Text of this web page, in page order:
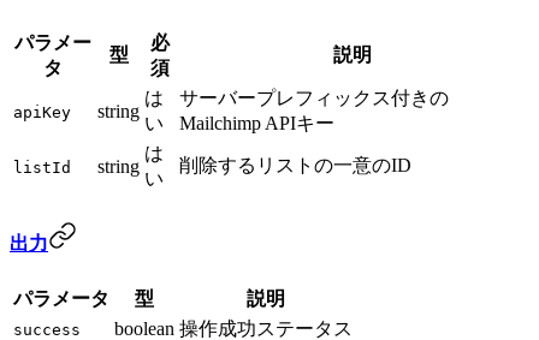
パラメー
タ
型
必
須
説明
apiKey string
は
い
サーバープレフィックス付きの
Mailchimp APIキー
listId string
は
い
削除するリストの一意のID
出力
パラメータ 型 説明
success boolean 操作成功ステータス